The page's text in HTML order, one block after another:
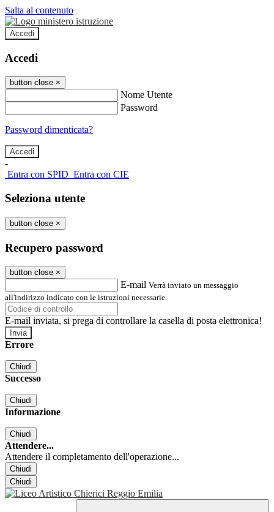
Salta al contenuto
Accedi
Accedi
button close ×
Nome Utente
Password
Password dimenticata?
-
Entra con SPID Entra con CIE
Seleziona utente
button close ×
Recupero password
button close ×
E-mail Verrà inviato un messaggio
all'indirizzo indicato con le istruzioni necessarie.
E-mail inviata, si prega di controllare la casella di posta elettronica!
Errore
Chiudi
Successo
Chiudi
Informazione
Chiudi
Attendere...
Attendere il completamento dell'operazione...
Chiudi
Chiudi